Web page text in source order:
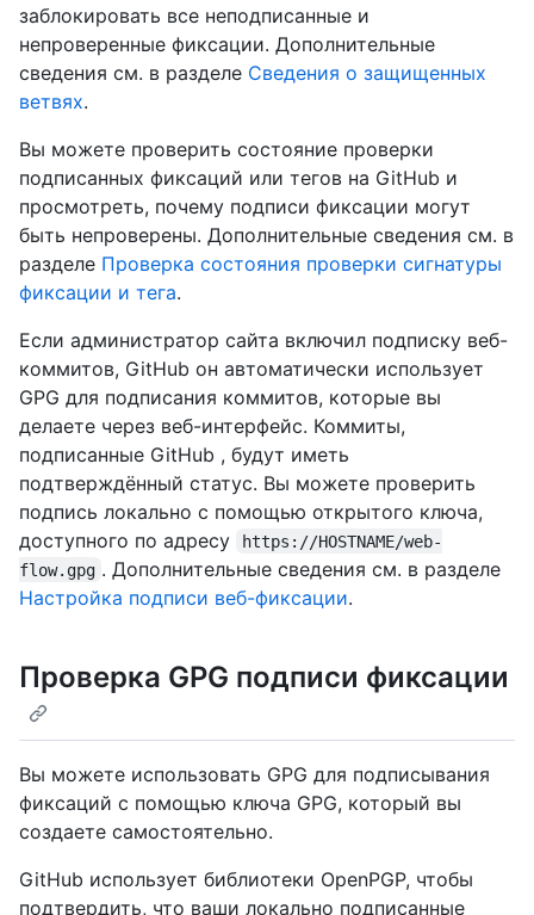
заблокировать все неподписанные и
непроверенные фиксации. Дополнительные
сведения см. в разделе Сведения о защищенных
ветвях.
Вы можете проверить состояние проверки
подписанных фиксаций или тегов на GitHub и
просмотреть, почему подписи фиксации могут
быть непроверены. Дополнительные сведения см. в
разделе Проверка состояния проверки сигнатуры
фиксации и тега.
Если администратор сайта включил подписку веб-
коммитов, GitHub он автоматически использует
GPG для подписания коммитов, которые вы
делаете через веб-интерфейс. Коммиты,
подписанные GitHub , будут иметь
подтверждённый статус. Вы можете проверить
подпись локально с помощью открытого ключа,
доступного по адресу
https://HOSTNAME/web-
flow.gpg . Дополнительные сведения см. в разделе
Настройка подписи веб-фиксации.
Проверка GPG подписи фиксации
Вы можете использовать GPG для подписывания
фиксаций с помощью ключа GPG, который вы
создаете самостоятельно.
GitHub использует библиотеки OpenPGP, чтобы
подтвердить, что ваши локально подписанные